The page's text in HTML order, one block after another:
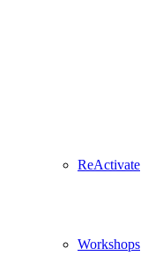
ReActivate
Workshops